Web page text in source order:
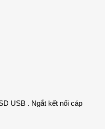
USB . Ngắt kết nối cáp